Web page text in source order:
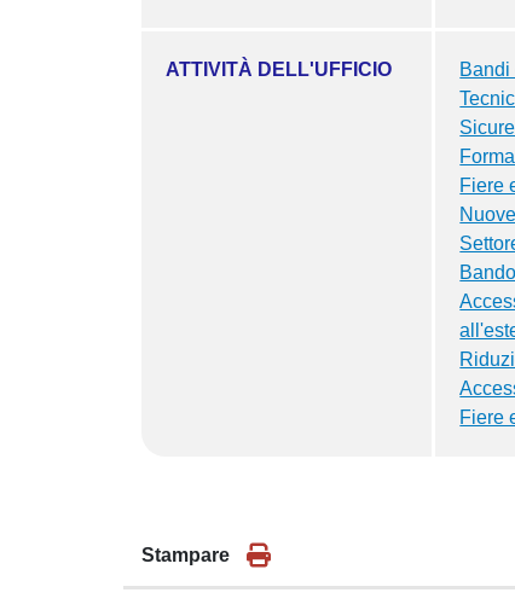
ATTIVITÀ DELL'UFFICIO
Bandi
Fiere
Fiere
Stampare